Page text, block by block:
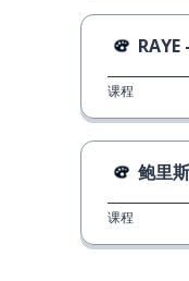
课程
鲍里
课程